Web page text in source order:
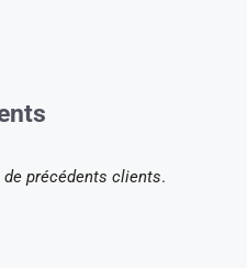
précédents clients.